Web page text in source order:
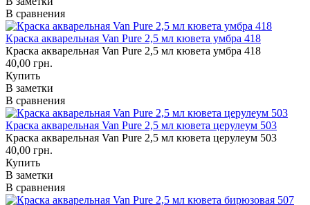
В сравнения
Краска акварельная Van Pure 2,5 мл кювета умбра 418
Краска акварельная Van Pure 2,5 мл кювета умбра 418
40,00 грн.
Купить
В заметки
В сравнения
Краска акварельная Van Pure 2,5 мл кювета церулеум 503
Краска акварельная Van Pure 2,5 мл кювета церулеум 503
40,00 грн.
Купить
В заметки
В сравнения